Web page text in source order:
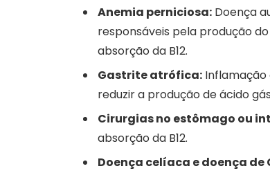
Anemia perniciosa: Doença
responsáveis pela produção
absorção da B12.
Gastrite atrófica:
reduzir a produção de ácido
Cirurgias no estômago ou
absorção da B12.
Doença celíaca e doença de